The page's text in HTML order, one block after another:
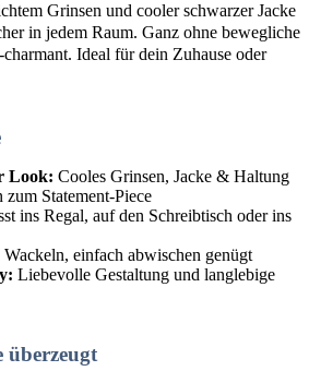
Grinsen und cooler schwarzer Jacke
in jedem Raum. Ganz ohne bewegliche
Ideal für dein Zuhause oder
Look: Cooles Grinsen, Jacke & Haltung
zum Statement-Piece
ins Regal, auf den Schreibtisch oder ins
einfach abwischen genügt
Liebevolle Gestaltung und langlebige
überzeugt